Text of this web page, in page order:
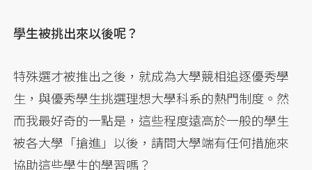
學生被挑出來以後呢？
特殊選才被推出之後，就成為大學競相追逐優秀學
生，與優秀學生挑選理想大學科系的熱門制度。然
而我最好奇的一點是，這些程度遠高於一般的學生
被各大學「搶進」以後，請問大學端有任何措施來
協助這些學生的學習嗎？